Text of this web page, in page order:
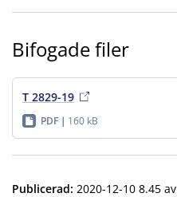
Bifogade filer
T 2829-19
PDF 160 kB
Publicerad: 2020-12-10 8.45 av